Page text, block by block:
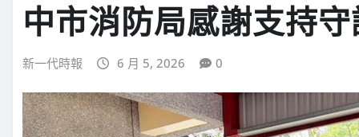
中市消防局感謝支持
新一代時報 6 月 5, 2026 0